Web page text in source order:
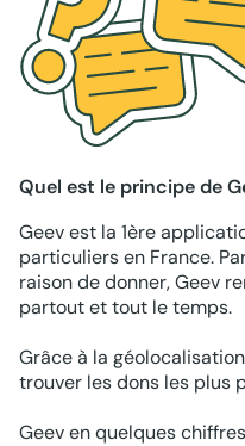
Quel est le principe de
Geev est la 1ère
particuliers en France.
raison de donner, Geev
partout et tout le temps.
Grâce à la
trouver les dons les plus
Geev en quelques